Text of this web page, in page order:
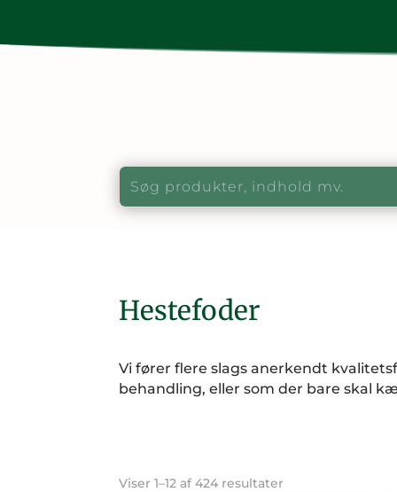
Hestefoder
Vi fører flere slags anerkendt
behandling, eller som der bare skal
Viser 1–12 af 424 resultater